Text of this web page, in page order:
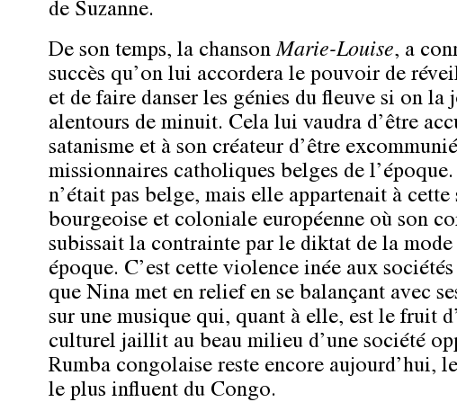
de Suzanne.
De son temps, la chansonMarie-Louise, a
succès qu’on lui accordera le pouvoir de
et de faire danser les génies du fleuve si on la
alentours de minuit. Cela lui vaudra d’être
satanisme et à son créateur d’être
missionnaires catholiques belges de l’époque.
n’était pas belge, mais elle appartenait à cette
bourgeoise et coloniale européenne où son
subissait la contrainte par le diktat de la mode
époque. C’est cette violence inée aux
que Nina met en relief en se balançant avec
sur une musique qui, quant à elle, est le fruit
culturel jaillit au beau milieu d’une société
Rumba congolaise reste encore aujourd’hui,
le plus influent du Congo.